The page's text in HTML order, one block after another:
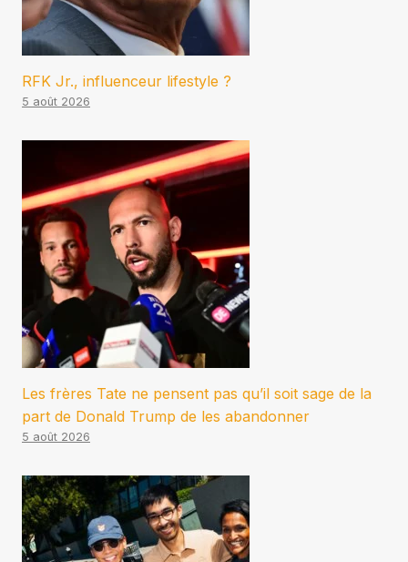
RFK Jr., influenceur lifestyle ?
5 août 2026
Les frères Tate ne pensent pas qu’il soit sage de la
part de Donald Trump de les abandonner
5 août 2026